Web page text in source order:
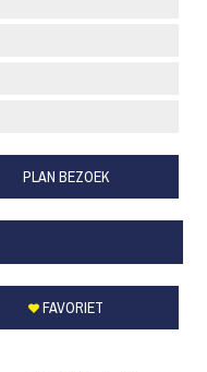
PLAN BEZOEK
FAVORIET